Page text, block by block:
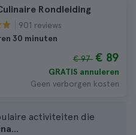
Rondleiding
901 reviews
30 minuten
€ 97 € 89
GRATIS annuleren
Geen verborgen kosten
activiteiten die
...